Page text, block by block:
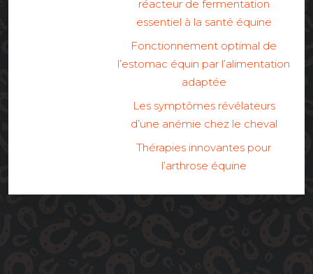
réacteur de fermentation
essentiel à la santé équine
Fonctionnement optimal de
l’estomac équin par l’alimentation
adaptée
Les symptômes révélateurs
d’une anémie chez le cheval
Thérapies innovantes pour
l’arthrose équine